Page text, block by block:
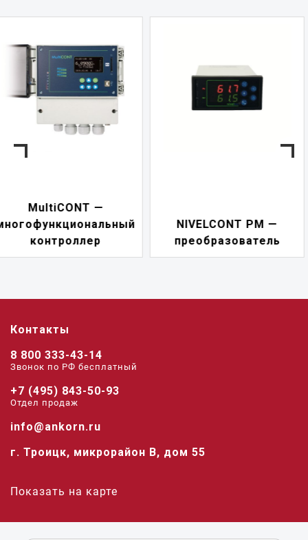
NIVELCONT PM —
преобразователь
переключатель
Контакты
8 800 333-43-14
Звонок по РФ беcплатный
+7 (495) 843-50-93
Отдел продаж
info@ankorn.ru
г. Троицк, микрорайон В, дом 55
Показать на карте